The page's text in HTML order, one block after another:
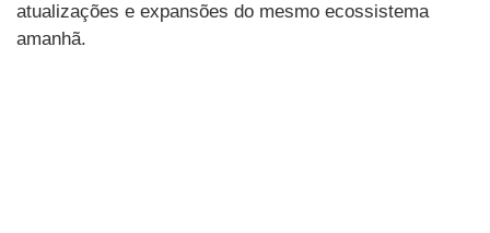
atualizações e expansões do mesmo ecossistema
amanhã.